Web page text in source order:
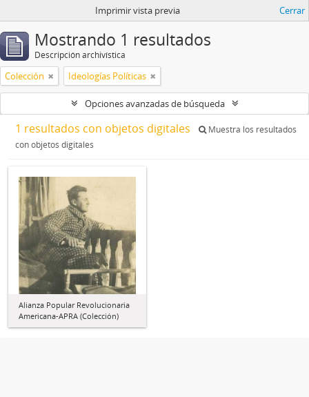
Imprimir vista previa Cerrar
Mostrando 1 resultados
Descripción archivística
Colección Ideologías Políticas
Opciones avanzadas de búsqueda
1 resultados con objetos digitales
Muestra los resultados
con objetos digitales
Alianza Popular Revolucionaria
Americana-APRA (Colección)